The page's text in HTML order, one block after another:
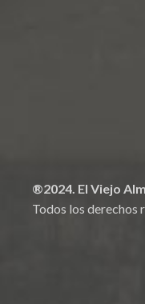
®2024. El Viejo
Todos los derechos